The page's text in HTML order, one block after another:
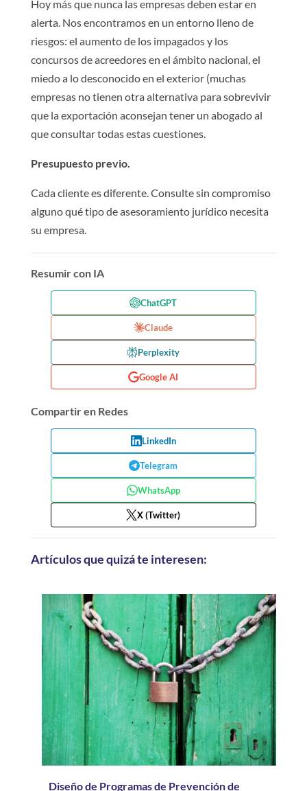
Hoy más que nunca las empresas deben estar en
alerta. Nos encontramos en un entorno lleno de
riesgos: el aumento de los impagados y los
concursos de acreedores en el ámbito nacional, el
miedo a lo desconocido en el exterior (muchas
empresas no tienen otra alternativa para sobrevivir
que la exportación aconsejan tener un abogado al
que consultar todas estas cuestiones.
Presupuesto previo.
Cada cliente es diferente. Consulte sin compromiso
alguno qué tipo de asesoramiento jurídico necesita
su empresa.
Resumir con IA
ChatGPT
Claude
Perplexity
Google AI
Compartir en Redes
LinkedIn
Telegram
WhatsApp
X (Twitter)
Artículos que quizá te interesen:
Diseño de Programas de Prevención de